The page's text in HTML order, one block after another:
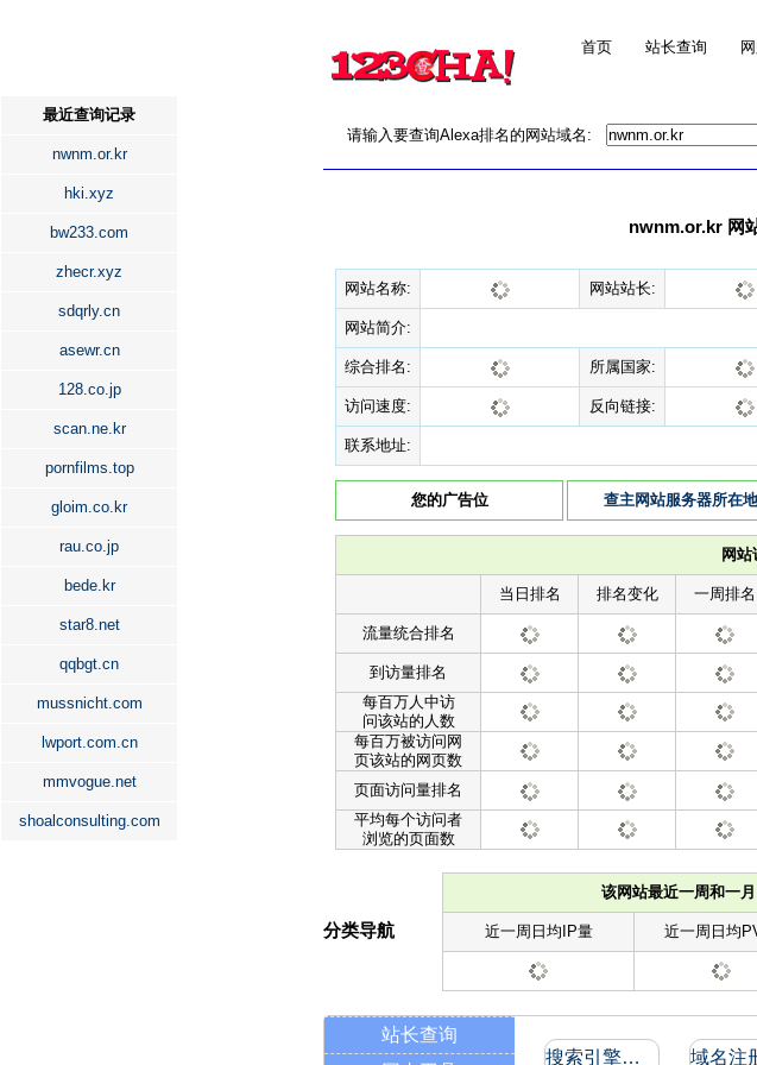
首页 站长查询
最近查询记录
nwnm.or.kr
hki.xyz
bw233.com
zhecr.xyz
sdqrly.cn
asewr.cn
128.co.jp
scan.ne.kr
pornfilms.top
gloim.co.kr
rau.co.jp
bede.kr
star8.net
qqbgt.cn
mussnicht.com
lwport.com.cn
mmvogue.net
shoalconsulting.com
请输入要查询Alexa排名的网站域名:
nwnm.or.kr 网
网站名称: 网站站长:
网站简介:
综合排名: 所属国家:
访问速度: 反向链接:
联系地址:
您的广告位 查主网站服务器所在地
网
当日排名 排名变化 一周排名
流量统合排名
到访量排名
每百万人中访
问该站的人数
每百万被访问网
页该站的网页数
页面访问量排名
平均每个访问者
浏览的页面数
该网站最近一周和一
近一周日均IP量 近一周日均
分类导航
站长查询
搜索引擎收录和反向链接